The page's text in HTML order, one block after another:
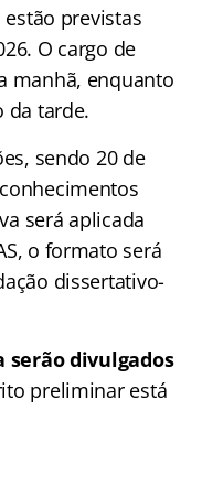
previstas
O cargo de
manhã, enquanto
da tarde.
sendo 20 de
será aplicada
o formato será
dissertativo-
serão divulgados
preliminar está